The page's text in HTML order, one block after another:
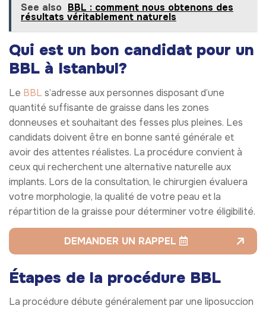
See also BBL : comment nous obtenons des
résultats véritablement naturels
Qui est un bon candidat pour un
BBL à Istanbul?
Le BBLs’adresse aux personnes disposant d’une
quantité suffisante de graisse dans les zones
donneuses et souhaitant des fesses plus pleines. Les
candidats doivent être en bonne santé générale et
avoir des attentes réalistes. La procédure convient à
ceux qui recherchent une alternative naturelle aux
implants. Lors de la consultation, le chirurgien évaluera
votre morphologie, la qualité de votre peau et la
répartition de la graisse pour déterminer votre éligibilité.
DEMANDER UN RAPPEL
Étapes de la procédure BBL
La procédure débute généralement par une liposuccion